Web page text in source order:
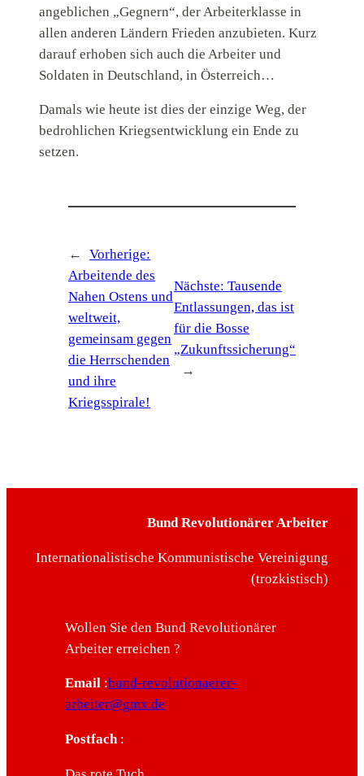
angeblichen „Gegnern“, der Arbeiterklasse in
allen anderen Ländern Frieden anzubieten. Kurz
darauf erhoben sich auch die Arbeiter und
Soldaten in Deutschland, in Österreich…
Damals wie heute ist dies der einzige Weg, der
bedrohlichen Kriegsentwicklung ein Ende zu
setzen.
←
Vorherige:
Arbeitende des
Nahen Ostens und
weltweit,
gemeinsam gegen
die Herrschenden
und ihre
Kriegsspirale!
Nächste:Tausende
Entlassungen, das ist
für die Bosse
„Zukunftssicherung“
→
Bund Revolutionärer Arbeiter
Internationalistische Kommunistische Vereinigung
(trozkistisch)
Wollen Sie den Bund Revolutionärer
Arbeiter erreichen ?
Email:bund-revolutionaerer-
arbeiter@gmx.de
Postfach: